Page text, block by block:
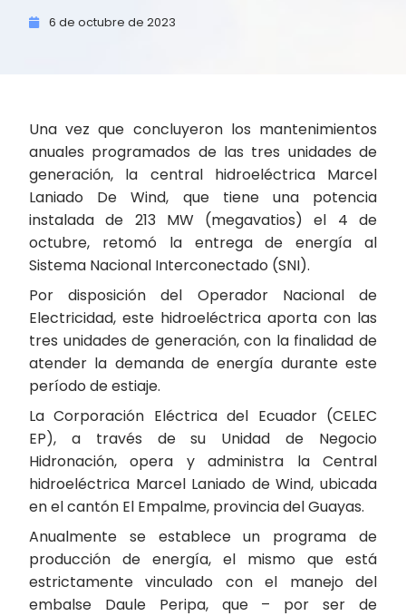
6 de octubre de 2023
Una vez que concluyeron los mantenimientos
anuales programados de las tres unidades de
generación, la central hidroeléctrica Marcel
Laniado De Wind, que tiene una potencia
instalada de 213 MW (megavatios) el 4 de
octubre, retomó la entrega de energía al
Sistema Nacional Interconectado (SNI).
Por disposición del Operador Nacional de
Electricidad, este hidroeléctrica aporta con las
tres unidades de generación, con la finalidad de
atender la demanda de energía durante este
período de estiaje.
La Corporación Eléctrica del Ecuador (CELEC
EP), a través de su Unidad de Negocio
Hidronación, opera y administra la Central
hidroeléctrica Marcel Laniado de Wind, ubicada
en el cantón El Empalme, provincia del Guayas.
Anualmente se establece un programa de
producción de energía, el mismo que está
estrictamente vinculado con el manejo del
embalse Daule Peripa, que – por ser de